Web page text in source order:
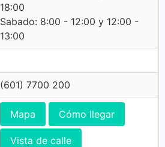
18:00
Sabado: 8:00 - 12:00 y 12:00 -
13:00
(601) 7700 200
Mapa Cómo llegar
Vista de calle